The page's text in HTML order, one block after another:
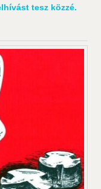
tesz közzé.